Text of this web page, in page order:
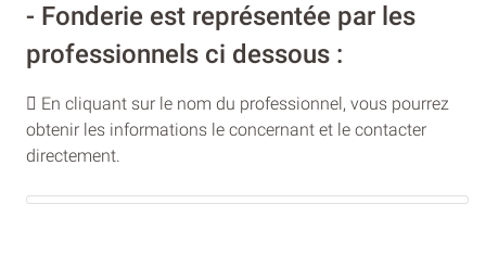
- Fonderie est représentée par les
professionnels ci dessous :
En cliquant sur le nom du professionnel, vous pourrez
obtenir les informations le concernant et le contacter
directement.